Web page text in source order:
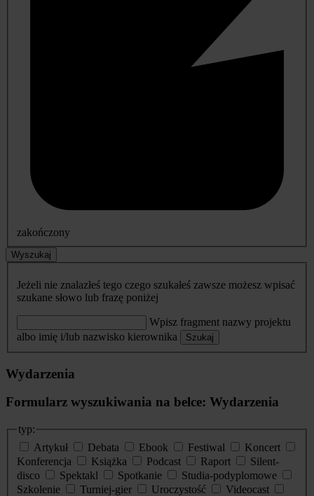
zakończony
Wyszukaj
Jeżeli nie znalazłeś tego czego szukałeś zawsze możesz wpisać
szukane słowo lub frazę poniżej
Wpisz fragment nazwy projektu
albo imię i/lub nazwisko kierownika
Szukaj
Wydarzenia
Formularz wyszukiwania na belce: Wydarzenia
typ:
Artykuł
Debata Ebook Festiwal
Koncert
Konferencja
Książka Podcast Raport
Silent-
disco
Spektakl Spotkanie
Studia-podyplomowe
Szkolenie
Turniej-gier Uroczystość
Videocast